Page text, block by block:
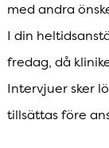
med andra
I din
fredag, då
Intervjuer sker
tillsättas före